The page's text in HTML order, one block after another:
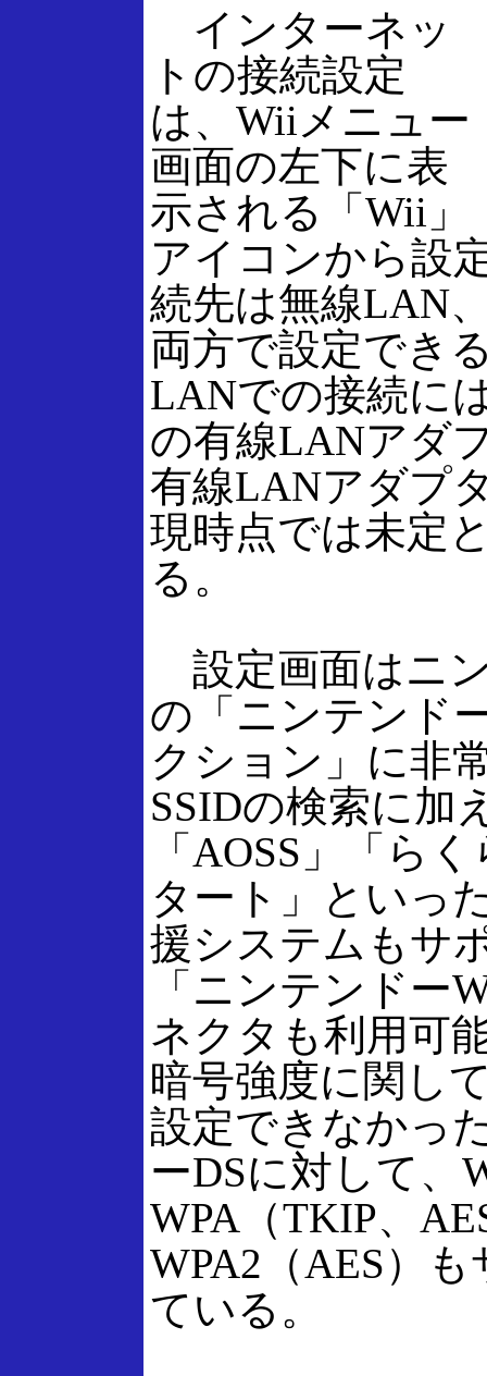
インターネッ
トの接続設定
は、Wiiメニュー
画面の左下に表
示される「Wii」
アイコンから設
続先は無線LAN
両方で設定でき
LANでの接続に
の有線LANアダ
有線LANアダプ
現時点では未定
る。
設定画面はニ
の「ニンテンド
クション」に非
SSIDの検索に加
「AOSS」「ら
タート」といっ
援システムもサ
「ニンテンドー
ネクタも利用可
暗号強度に関し
設定できなかっ
ーDSに対して、
WPA（TKIP、
WPA2（AES）
ている。